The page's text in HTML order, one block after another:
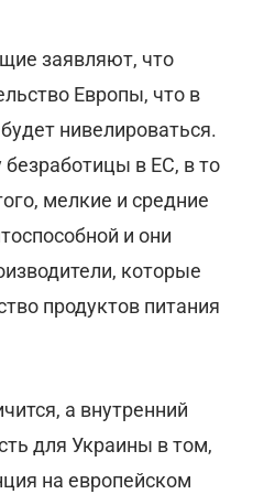
заявляют, что
Европы, что в
нивелироваться.
в ЕС, в то
мелкие и средние
и они
которые
продуктов питания
а внутренний
для Украины в том,
на европейском